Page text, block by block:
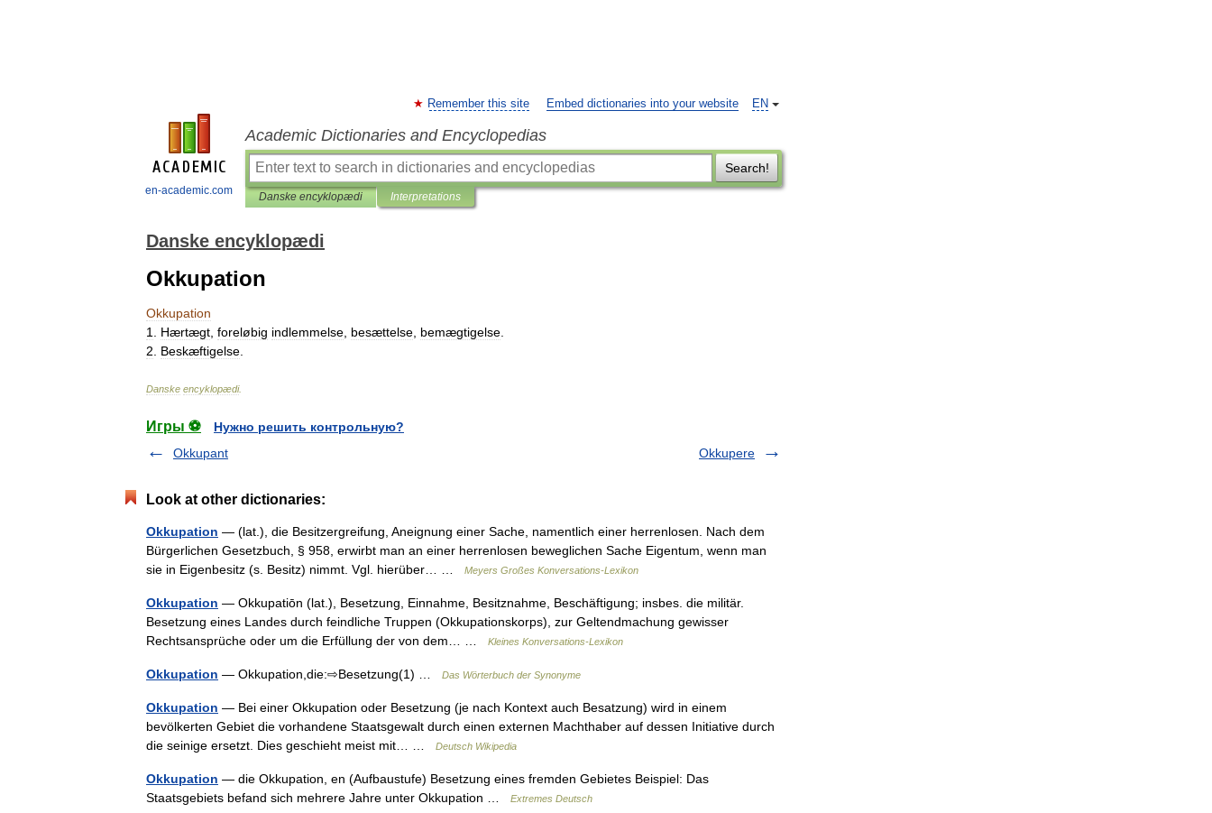
en-academic.com
EN
Remember this site Embed dictionaries into your website
Academic Dictionaries and Encyclopedias
Search!
Danske encyklopædi Interpretations
Danske encyklopædi
Okkupation
Okkupation
1
Hærtægt foreløbig indlemmelse besættelse bemægtigelse
2
Beskæftigelse
Danske encyklopædi.
Игры ⚽
Нужно решить контрольную?
Okkupant
Okkupere
Look at other dictionaries:
Okkupation — (lat.), die Besitzergreifung, Aneignung einer Sache, namentlich einer herrenlosen. Nach dem
Bürgerlichen Gesetzbuch, § 958, erwirbt man an einer herrenlosen beweglichen Sache Eigentum, wenn man
sie in Eigenbesitz (s. Besitz) nimmt. Vgl. hierüber… …
Meyers Großes Konversations-Lexikon
Okkupation — Okkupatiōn (lat.), Besetzung, Einnahme, Besitznahme, Beschäftigung; insbes. die militär.
Besetzung eines Landes durch feindliche Truppen (Okkupationskorps), zur Geltendmachung gewisser
Rechtsansprüche oder um die Erfüllung der von dem… …
Kleines Konversations-Lexikon
Okkupation — Okkupation,die:⇨Besetzung(1) … Das Wörterbuch der Synonyme
Okkupation — Bei einer Okkupation oder Besetzung (je nach Kontext auch Besatzung) wird in einem
bevölkerten Gebiet die vorhandene Staatsgewalt durch einen externen Machthaber auf dessen Initiative durch
die seinige ersetzt. Dies geschieht meist mit… …
Deutsch Wikipedia
Okkupation — die Okkupation, en (Aufbaustufe) Besetzung eines fremden Gebietes Beispiel: Das
Staatsgebiets befand sich mehrere Jahre unter Okkupation …
Extremes Deutsch